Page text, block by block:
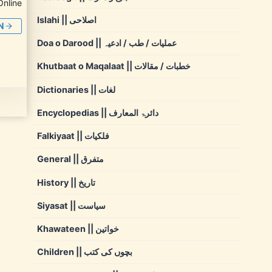
Islahi || اصلاحی
Doa o Darood || عملیات / طب / ادعیہ
Khutbaat o Maqalaat || خطبات / مقالات
Dictionaries || لغات
Encyclopedias || دائرۃ المعارف
Falkiyaat || فلکیات
General || متفرق
History || تاریخ
Siyasat || سیاست
Khawateen || خواتین
Children || بچوں کی کتب